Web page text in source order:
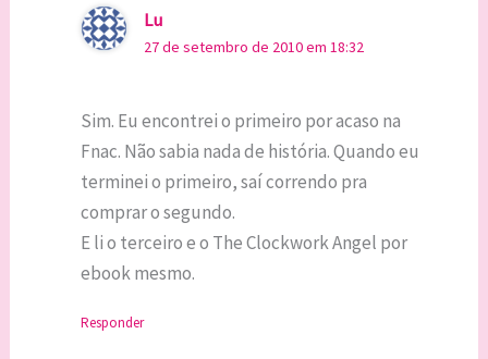
Lu
27 de setembro de 2010 em 18:32
Sim. Eu encontrei o primeiro por acaso na
Fnac. Não sabia nada de história. Quando eu
terminei o primeiro, saí correndo pra
comprar o segundo.
E li o terceiro e o The Clockwork Angel por
ebook mesmo.
Responder